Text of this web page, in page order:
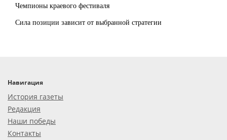
Чемпионы краевого фестиваля
Сила позиции зависит от выбранной стратегии
Навигация
История газеты
Редакция
Наши победы
Контакты